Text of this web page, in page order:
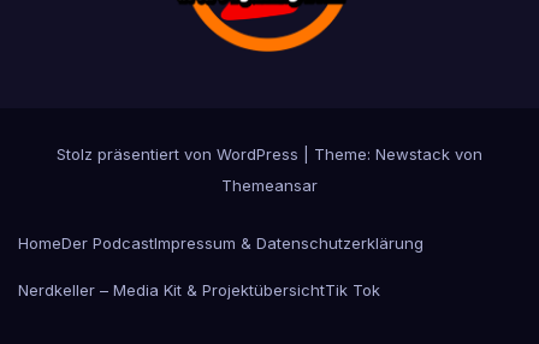
Stolz präsentiert von WordPress Theme: Newstack von
Themeansar
HomeDer PodcastImpressum & Datenschutzerklärung
Nerdkeller – Media Kit & ProjektübersichtTik Tok